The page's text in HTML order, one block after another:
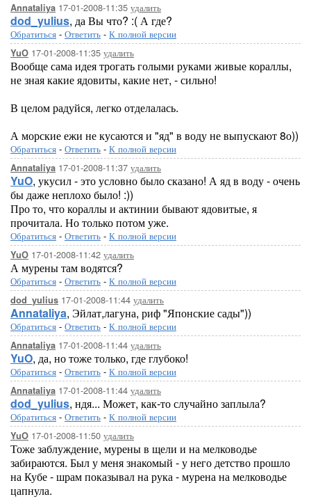
Annataliya 17-01-2008-11:35 удалить
dod_yulius, да Вы что? :( А где?
Обратиться - Ответить - К полной версии
YuO 17-01-2008-11:35 удалить
Вообще сама идея трогать голыми руками живые кораллы,
не зная какие ядовиты, какие нет, - сильно!
В целом радуйся, легко отделалась.
А морские ежи не кусаются и "яд" в воду не выпускают 8о))
Обратиться - Ответить - К полной версии
Annataliya 17-01-2008-11:37 удалить
YuO, укусил - это условно было сказано! А яд в воду - очень
бы даже неплохо было! :))
Про то, что кораллы и актинии бывают ядовитые, я
прочитала. Но только потом уже.
Обратиться - Ответить - К полной версии
YuO 17-01-2008-11:42 удалить
А мурены там водятся?
Обратиться - Ответить - К полной версии
dod_yulius 17-01-2008-11:44 удалить
Annataliya, Эйлат,лагуна, риф "Японские сады"))
Обратиться - Ответить - К полной версии
Annataliya 17-01-2008-11:44 удалить
YuO, да, но тоже только, где глубоко!
Обратиться - Ответить - К полной версии
Annataliya 17-01-2008-11:44 удалить
dod_yulius, ндя... Может, как-то случайно заплыла?
Обратиться - Ответить - К полной версии
YuO 17-01-2008-11:50 удалить
Тоже заблуждение, мурены в щели и на мелководье
забираются. Был у меня знакомый - у него детство прошло
на Кубе - шрам показывал на рука - мурена на мелководье
цапнула.